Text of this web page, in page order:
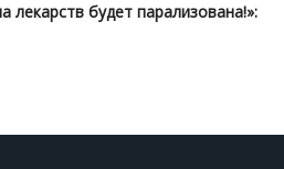
лекарств будет парализована!»: